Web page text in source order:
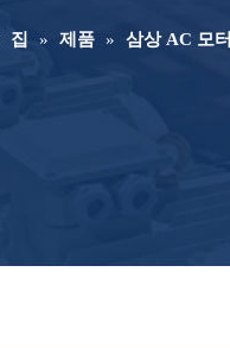
집 » 제품 » 삼상 AC 모터